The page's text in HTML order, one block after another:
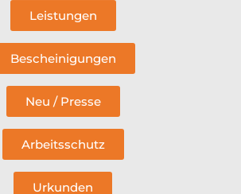
Leistungen
Bescheinigungen
Neu / Presse
Arbeitsschutz
Urkunden